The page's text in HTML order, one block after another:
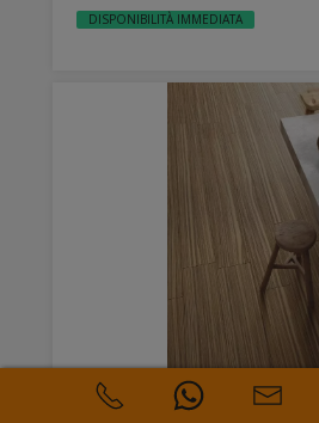
DISPONIBILITÀ IMMEDIATA